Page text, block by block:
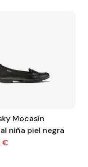
niña piel negra
€